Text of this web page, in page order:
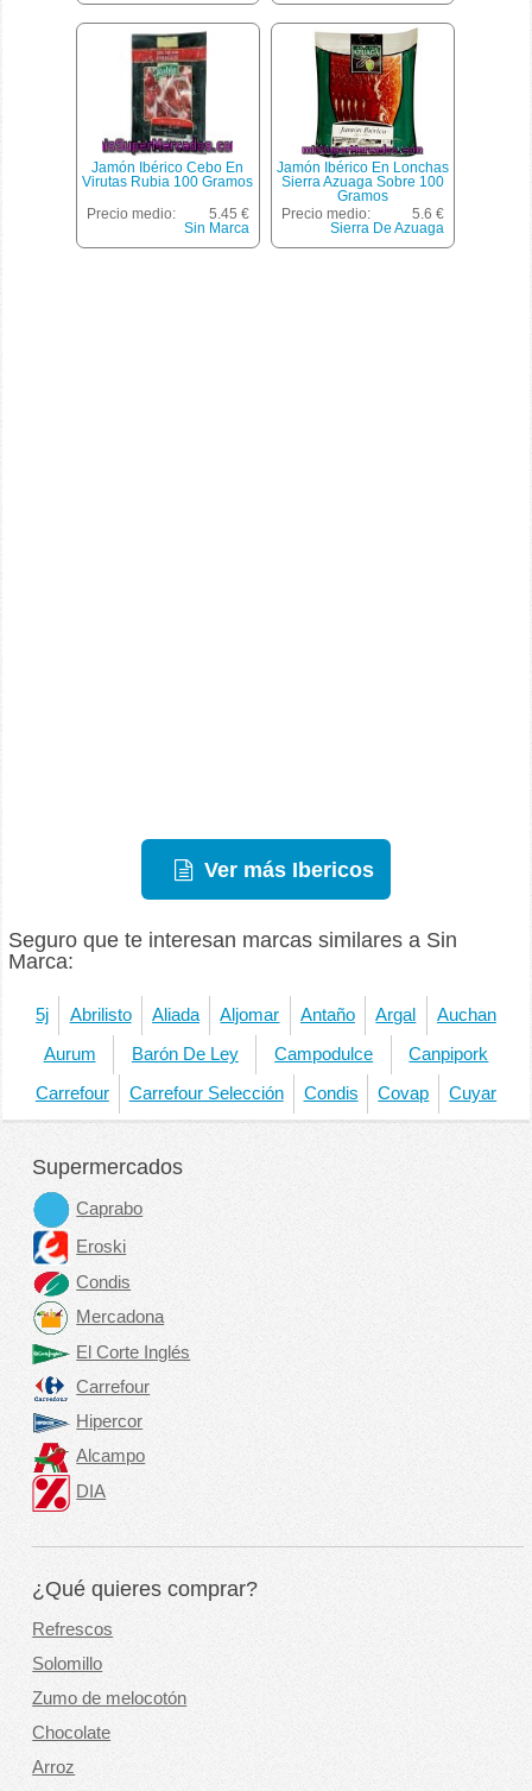
Jamón Ibérico Cebo En
Virutas Rubia 100 Gramos
Precio medio:
5.45 €
Sin Marca
Jamón Ibérico En Lonchas
Sierra Azuaga Sobre 100
Gramos
Precio medio:
5.6 €
Sierra De Azuaga
Ver más Ibericos
Seguro que te interesan marcas similares a Sin
Marca:
5j Abrilisto Aliada Aljomar Antaño Argal Auchan
Aurum Barón De Ley Campodulce Canpipork
Carrefour Carrefour Selección Condis Covap Cuyar
Supermercados
Caprabo
Eroski
Condis
Mercadona
El Corte Inglés
Carrefour
Hipercor
Alcampo
DIA
¿Qué quieres comprar?
Refrescos
Solomillo
Zumo de melocotón
Chocolate
Arroz